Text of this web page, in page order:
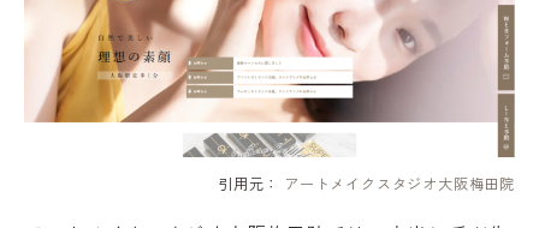
引用元： アートメイクスタジオ大阪梅田院